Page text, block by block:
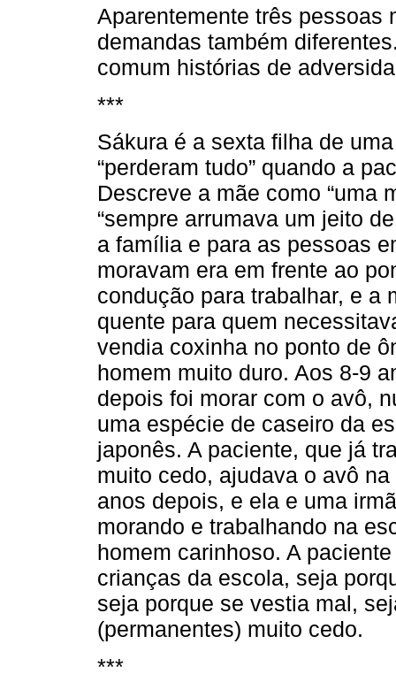
Aparentemente três pessoas
demandas também
comum histórias de
***
Sákura é a sexta filha de
“perderam tudo” quando a
Descreve a mãe como “uma
“sempre arrumava um jeito
a família e para as pessoas
moravam era em frente ao
condução para trabalhar, e a
quente para quem
vendia coxinha no ponto de
homem muito duro. Aos 8-9
depois foi morar com o avô,
uma espécie de caseiro da
japonês. A paciente, que já
muito cedo, ajudava o avô
anos depois, e ela e uma
morando e trabalhando na
homem carinhoso. A
crianças da escola, seja
seja porque se vestia mal,
(permanentes) muito cedo.
***